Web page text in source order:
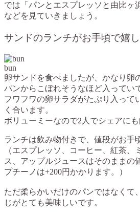
では 「パンとエスプレッソと由比ヶ
などを見ていきましょう。
サンドのランチがお手頃で嬉
bun
卵サンドを食べましたが、かなり卵
パンからこぼれそうなほど入ってい
フワフワの卵サラダがたぷり入って
く合います。
ボリューミーなので2人でシェアにも
ランチは飲み物付きで、値段がお手
（エスプレッソ、コーヒー、紅茶、
ス、アップルジュースはそのままの
プチーノは+200円かかります。）
ただ柔らかいだけのパンではなくて
じがとても美味しいです。